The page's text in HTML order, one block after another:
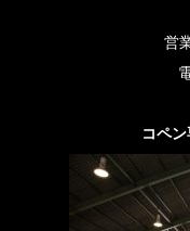
営
コペ